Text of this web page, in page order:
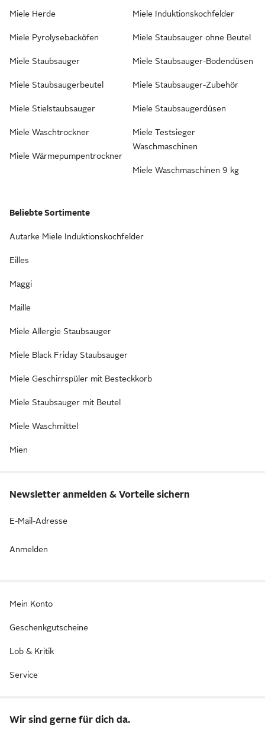
Miele Herde
Miele Pyrolysebacköfen
Miele Staubsauger
Miele Staubsaugerbeutel
Miele Stielstaubsauger
Miele Waschtrockner
Miele Wärmepumpentrockner
Miele Induktionskochfelder
Miele Staubsauger ohne Beutel
Miele Staubsauger-Bodendüsen
Miele Staubsauger-Zubehör
Miele Staubsaugerdüsen
Miele Testsieger
Waschmaschinen
Miele Waschmaschinen 9 kg
Beliebte Sortimente
Autarke Miele Induktionskochfelder
Eilles
Maggi
Maille
Miele Allergie Staubsauger
Miele Black Friday Staubsauger
Miele Geschirrspüler mit Besteckkorb
Miele Staubsauger mit Beutel
Miele Waschmittel
Mien
Newsletter anmelden & Vorteile sichern
E-Mail-Adresse
Anmelden
Mein Konto
Geschenkgutscheine
Lob & Kritik
Service
Wir sind gerne für dich da.